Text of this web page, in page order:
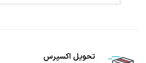
تحویل اکسپرس